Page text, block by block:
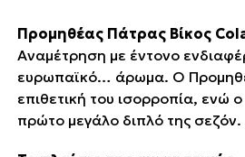
Προμηθέας Πάτρας Βίκος
Αναμέτρηση με έντονο
ευρωπαϊκό… άρωμα. Ο
επιθετική του ισορροπία, ενώ
πρώτο μεγάλο διπλό της σεζόν.